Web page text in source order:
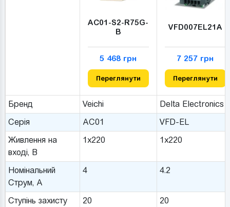
AC01-S2-R75G-
B
5 468 грн
Переглянути
VFD007EL21A
7 257 грн
Переглянути
Бренд Veichi
Delta Electronics
Серія
AC01
VFD-EL
Живлення на
вході, В
1x220 1x220
Номінальний
Струм, A
4 4.2
Ступінь захисту
20 20